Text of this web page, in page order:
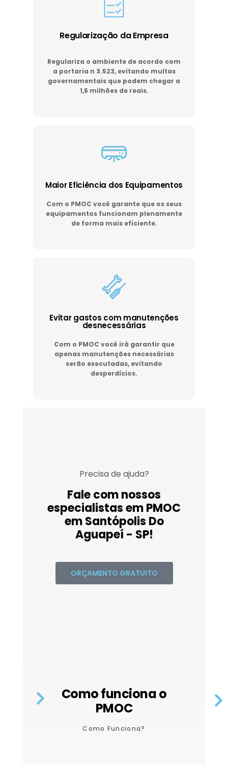
Regularização da Empresa
Regulariza o ambiente de acordo com
a portaria n 3.523, evitando multas
governamentais que podem chegar a
1,5 milhões de reais.
Maior Eficiência dos Equipamentos
Com o PMOC você garante que os seus
equipamentos funcionam plenamente
de forma mais eficiente.
Evitar gastos com manutenções
desnecessárias
Com o PMOC você irá garantir que
apenas manutenções necessárias
serão executadas, evitando
desperdícios.
Precisa de ajuda?
Fale com nossos
especialistas em PMOC
em Santópolis Do
Aguapeí - SP!
ORÇAMENTO GRATUITO
Como funciona o
PMOC
Como Funciona?